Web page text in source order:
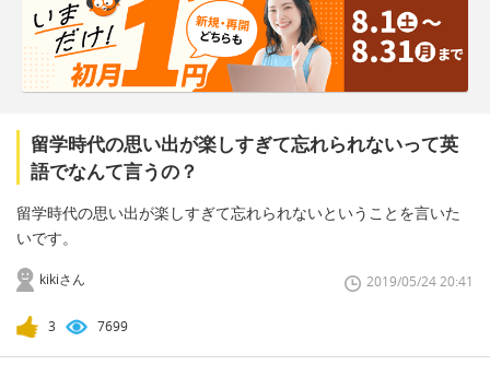
留学時代の思い出が楽しすぎて忘れられないって英
語でなんて言うの？
留学時代の思い出が楽しすぎて忘れられないということを言いた
いです。
kikiさん 2019/05/24 20:41
3 7699